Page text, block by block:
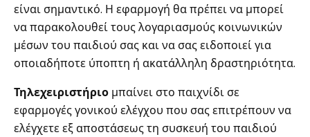
είναι σημαντικό. Η εφαρμογή θα πρέπει να μπορεί
να παρακολουθεί τους λογαριασμούς κοινωνικών
μέσων του παιδιού σας και να σας ειδοποιεί για
οποιαδήποτε ύποπτη ή ακατάλληλη δραστηριότητα.
Τηλεχειριστήριο μπαίνει στο παιχνίδι σε
εφαρμογές γονικού ελέγχου που σας επιτρέπουν να
ελέγχετε εξ αποστάσεως τη συσκευή του παιδιού